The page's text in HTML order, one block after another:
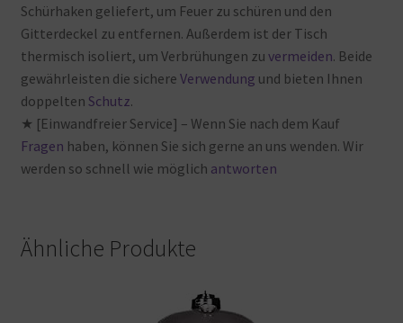
Schürhaken geliefert, um Feuer zu schüren und den
Gitterdeckel zu entfernen. Außerdem ist der Tisch
thermisch isoliert, um Verbrühungen zu vermeiden. Beide
gewährleisten die sichere Verwendung und bieten Ihnen
doppelten Schutz.
★ [Einwandfreier Service] – Wenn Sie nach dem Kauf
Fragen haben, können Sie sich gerne an uns wenden. Wir
werden so schnell wie möglich antworten
Ähnliche Produkte